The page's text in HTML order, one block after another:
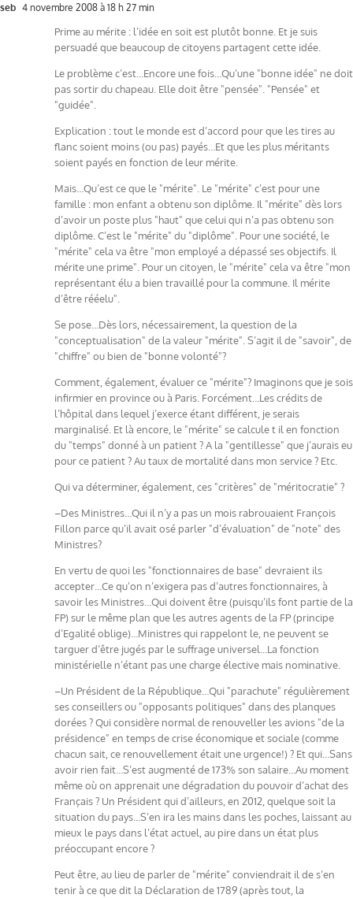
seb 4 novembre 2008 à 18 h 27 min
Prime au mérite : l’idée en soit est plutôt bonne. Et je suis
persuadé que beaucoup de citoyens partagent cette idée.
Le problème c’est…Encore une fois…Qu’une "bonne idée" ne doit
pas sortir du chapeau. Elle doit être "pensée". "Pensée" et
"guidée".
Explication : tout le monde est d’accord pour que les tires au
flanc soient moins (ou pas) payés…Et que les plus méritants
soient payés en fonction de leur mérite.
Mais…Qu’est ce que le "mérite". Le "mérite" c’est pour une
famille : mon enfant a obtenu son diplôme. Il "mérite" dès lors
d’avoir un poste plus "haut" que celui qui n’a pas obtenu son
diplôme. C’est le "mérite" du "diplôme". Pour une société, le
"mérite" cela va être "mon employé a dépassé ses objectifs. Il
mérite une prime". Pour un citoyen, le "mérite" cela va être "mon
représentant élu a bien travaillé pour la commune. Il mérite
d’être rééelu".
Se pose…Dès lors, nécessairement, la question de la
"conceptualisation" de la valeur "mérite". S’agit il de "savoir", de
"chiffre" ou bien de "bonne volonté"?
Comment, également, évaluer ce "mérite"? Imaginons que je sois
infirmier en province ou à Paris. Forcément…Les crédits de
l’hôpital dans lequel j’exerce étant différent, je serais
marginalisé. Et là encore, le "mérite" se calcule t il en fonction
du "temps" donné à un patient ? A la "gentillesse" que j’aurais eu
pour ce patient ? Au taux de mortalité dans mon service ? Etc.
Qui va déterminer, également, ces "critères" de "méritocratie" ?
–Des Ministres…Qui il n’y a pas un mois rabrouaient François
Fillon parce qu’il avait osé parler "d’évaluation" de "note" des
Ministres?
En vertu de quoi les "fonctionnaires de base" devraient ils
accepter…Ce qu’on n’exigera pas d’autres fonctionnaires, à
savoir les Ministres…Qui doivent être (puisqu’ils font partie de la
FP) sur le même plan que les autres agents de la FP (principe
d’Egalité oblige)…Ministres qui rappelont le, ne peuvent se
targuer d’être jugés par le suffrage universel…La fonction
ministérielle n’étant pas une charge élective mais nominative.
–Un Président de la République…Qui "parachute" régulièrement
ses conseillers ou "opposants politiques" dans des planques
dorées ? Qui considère normal de renouveller les avions "de la
présidence" en temps de crise économique et sociale (comme
chacun sait, ce renouvellement était une urgence!) ? Et qui…Sans
avoir rien fait…S’est augmenté de 173% son salaire…Au moment
même où on apprenait une dégradation du pouvoir d’achat des
Français ? Un Président qui d’ailleurs, en 2012, quelque soit la
situation du pays…S’en ira les mains dans les poches, laissant au
mieux le pays dans l’état actuel, au pire dans un état plus
préoccupant encore ?
Peut être, au lieu de parler de "mérite" conviendrait il de s’en
tenir à ce que dit la Déclaration de 1789 (après tout, la